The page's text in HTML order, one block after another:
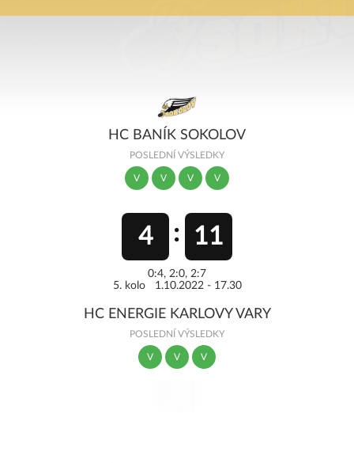
HC BANÍK SOKOLOV
POSLEDNÍ VÝSLEDKY
V V V V
4 11
0:4, 2:0, 2:7
5. kolo 1.10.2022 - 17.30
HC ENERGIE KARLOVY VARY
POSLEDNÍ VÝSLEDKY
V V V